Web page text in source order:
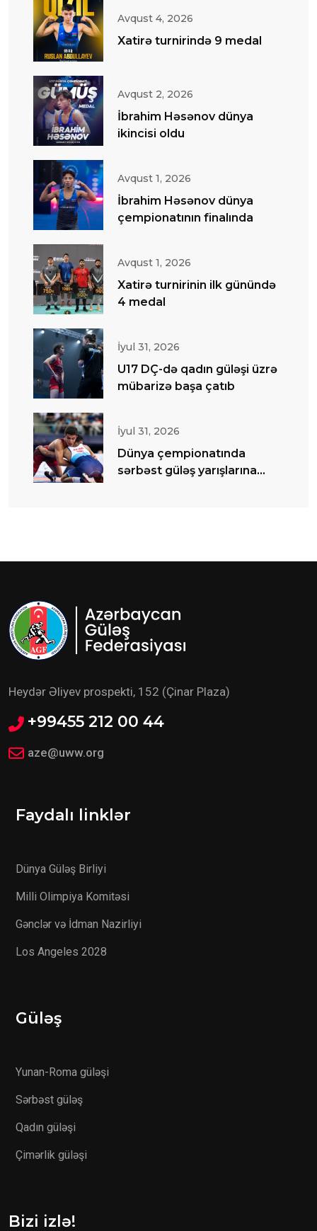
Avqust 4, 2026
Xatirə turnirində 9 medal
Avqust 2, 2026
İbrahim Həsənov dünya
ikincisi oldu
Avqust 1, 2026
İbrahim Həsənov dünya
çempionatının finalında
Avqust 1, 2026
Xatirə turnirinin ilk günündə
4 medal
İyul 31, 2026
U17 DÇ-də qadın güləşi üzrə
mübarizə başa çatıb
İyul 31, 2026
Dünya çempionatında
sərbəst güləş yarışlarına
Heydər Əliyev prospekti, 152 (Çinar Plaza)
+99455 212 00 44
aze@uww.org
Faydalı linklər
Dünya Güləş Birliyi
Milli Olimpiya Komitəsi
Gənclər və İdman Nazirliyi
Los Angeles 2028
Güləş
Yunan-Roma güləşi
Sərbəst güləş
Qadın güləşi
Çimərlik güləşi
Bizi izlə!